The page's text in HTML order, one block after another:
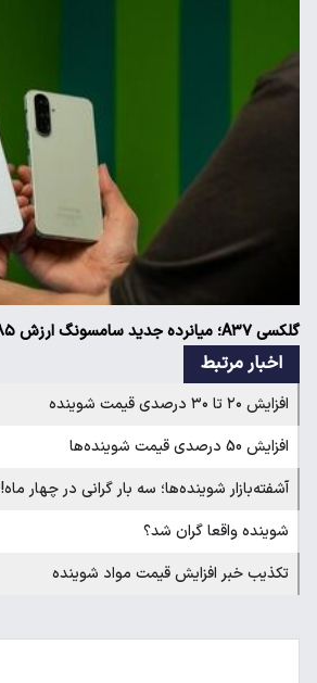
گلکسی A۳۷؛ میانرده جدید سامسونگ ارزش ۸۵ میلیون پول را دارد؟
اخبار مرتبط
افزایش ۲۰ تا ۳۰ درصدی قیمت شوینده
افزایش 50 درصدی قیمت شوینده‌ها
آشفته‌بازار شوینده‌ها؛ سه بار گرانی در چهار ماه!
شوینده واقعا گران شد؟
تکذیب خبر افزایش قیمت مواد شوینده